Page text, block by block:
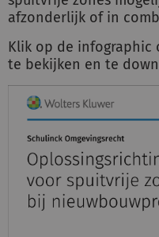
afzonderlijk of in
Klik op de infographic
te bekijken en te